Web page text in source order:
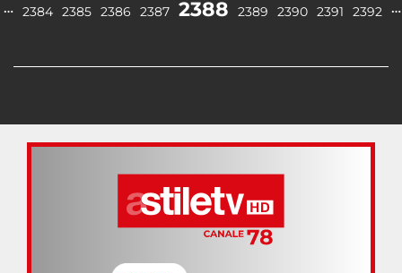
… 2384 2385 2386 2387 2388 2389 2390 2391 2392 …